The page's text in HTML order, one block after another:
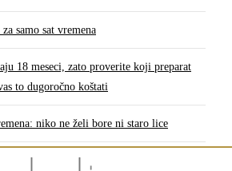
samo sat vremena
18 meseci, zato proverite koji preparat
to dugoročno koštati
niko ne želi bore ni staro lice